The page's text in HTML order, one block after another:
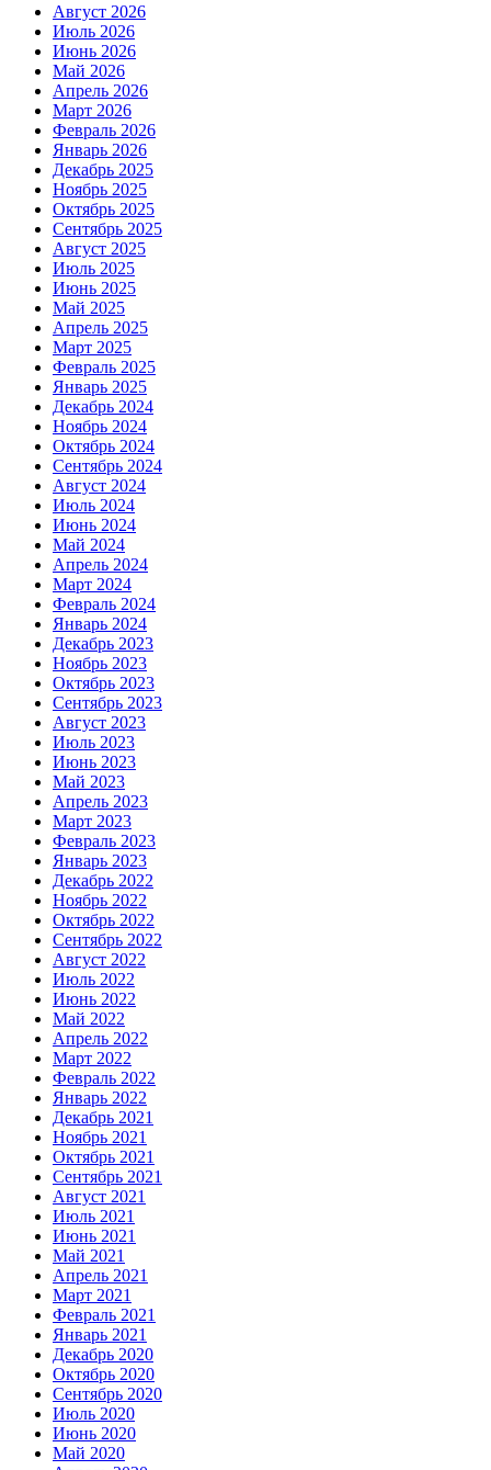
Август 2026
Июль 2026
Июнь 2026
Май 2026
Апрель 2026
Март 2026
Февраль 2026
Январь 2026
Декабрь 2025
Ноябрь 2025
Октябрь 2025
Сентябрь 2025
Август 2025
Июль 2025
Июнь 2025
Май 2025
Апрель 2025
Март 2025
Февраль 2025
Январь 2025
Декабрь 2024
Ноябрь 2024
Октябрь 2024
Сентябрь 2024
Август 2024
Июль 2024
Июнь 2024
Май 2024
Апрель 2024
Март 2024
Февраль 2024
Январь 2024
Декабрь 2023
Ноябрь 2023
Октябрь 2023
Сентябрь 2023
Август 2023
Июль 2023
Июнь 2023
Май 2023
Апрель 2023
Март 2023
Февраль 2023
Январь 2023
Декабрь 2022
Ноябрь 2022
Октябрь 2022
Сентябрь 2022
Август 2022
Июль 2022
Июнь 2022
Май 2022
Апрель 2022
Март 2022
Февраль 2022
Январь 2022
Декабрь 2021
Ноябрь 2021
Октябрь 2021
Сентябрь 2021
Август 2021
Июль 2021
Июнь 2021
Май 2021
Апрель 2021
Март 2021
Февраль 2021
Январь 2021
Декабрь 2020
Октябрь 2020
Сентябрь 2020
Июль 2020
Июнь 2020
Май 2020